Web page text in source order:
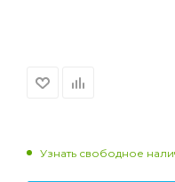
Узнать свободное